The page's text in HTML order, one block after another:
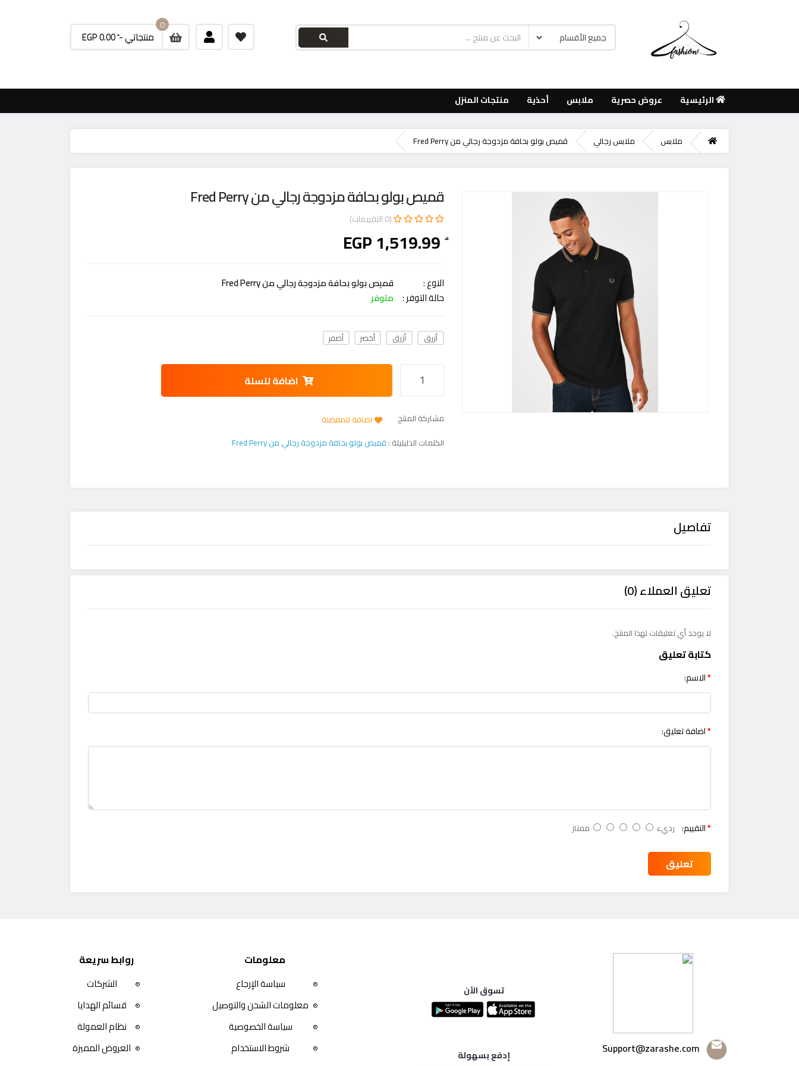
0
منتجاتي -ُ EGP 0.00
الرئيسية عروض حصرية ملابس أحذية منتجات المنزل
ملابس ملابس رجالي قميص بولو بحافة مزدوجة رجالي من Fred Perry
قميص بولو بحافة مزدوجة رجالي من Fred Perry
(0 التقييمات)
النوع :
قميص بولو بحافة مزدوجة رجالي من Fred Perry
حالة التوفر : متوفر
أزرق أزرق أخضر أصفر
اضافة للسلة
الكلمات الدليليلة : قميص بولو بحافة مزدوجة رجالي من Fred Perry
مشاركة المنتج
تفاصيل
تعليق العملاء (0)
لا يوجد أي تعليقات لهذا المنتج.
كتابة تعليق
الاسم:
اضافة تعليق:
التقييم: رديء ممتاز
تعليق
Support@zarashe.com
تسوق الأن
إدفع بسهولة
معلومات
سياسة الإرجاع
معلومات الشحن والتوصيل
سياسة الخصوصية
شروط الاستخدام
روابط سريعة
الشركات
قسائم الهدايا
نظام العمولة
العروض المميزة